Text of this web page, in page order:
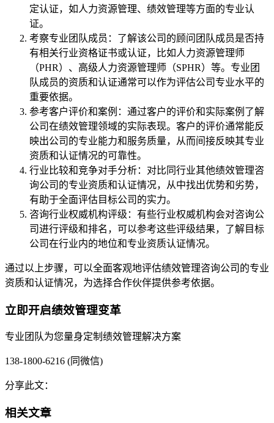
定认证，如人力资源管理、绩效管理等方面的专业认
证。
考察专业团队成员：了解该公司的顾问团队成员是否持
有相关行业资格证书或认证，比如人力资源管理师
（PHR）、高级人力资源管理师（SPHR）等。专业团
队成员的资质和认证通常可以作为评估公司专业水平的
重要依据。
参考客户评价和案例：通过客户的评价和实际案例了解
公司在绩效管理领域的实际表现。客户的评价通常能反
映出公司的专业能力和服务质量，从而间接反映其专业
资质和认证情况的可靠性。
行业比较和竞争对手分析：对比同行业其他绩效管理咨
询公司的专业资质和认证情况，从中找出优势和劣势，
有助于全面评估目标公司的实力。
咨询行业权威机构评级：有些行业权威机构会对咨询公
司进行评级和排名，可以参考这些评级结果，了解目标
公司在行业内的地位和专业资质认证情况。
通过以上步骤，可以全面客观地评估绩效管理咨询公司的专业
资质和认证情况，为选择合作伙伴提供参考依据。
立即开启绩效管理变革
专业团队为您量身定制绩效管理解决方案
138-1800-6216 (同微信)
分享此文：
相关文章